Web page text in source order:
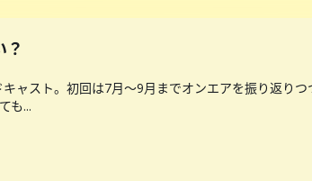
ャスト。初回は7月〜9月までオンエアを振り返り
も...